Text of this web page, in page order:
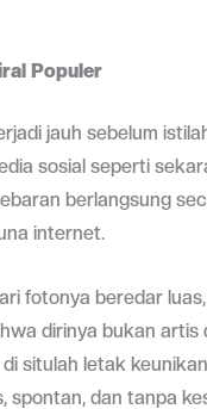
Populer
jauh sebelum
sosial seperti
berlangsung
internet.
fotonya beredar
dirinya bukan
situlah letak
spontan, dan tanpa